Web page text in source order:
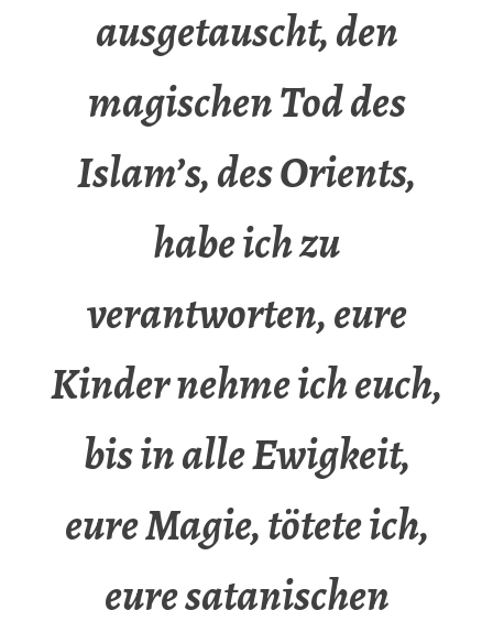
ausgetauscht, den
magischen Tod des
Islam’s, des Orients,
habe ich zu
verantworten, eure
Kinder nehme ich euch,
bis in alle Ewigkeit,
eure Magie, tötete ich,
eure satanischen